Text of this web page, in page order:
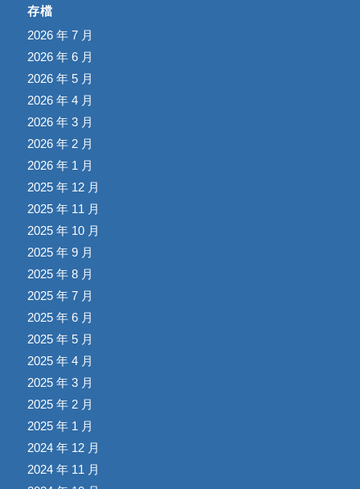
存檔
2026 年 7 月
2026 年 6 月
2026 年 5 月
2026 年 4 月
2026 年 3 月
2026 年 2 月
2026 年 1 月
2025 年 12 月
2025 年 11 月
2025 年 10 月
2025 年 9 月
2025 年 8 月
2025 年 7 月
2025 年 6 月
2025 年 5 月
2025 年 4 月
2025 年 3 月
2025 年 2 月
2025 年 1 月
2024 年 12 月
2024 年 11 月